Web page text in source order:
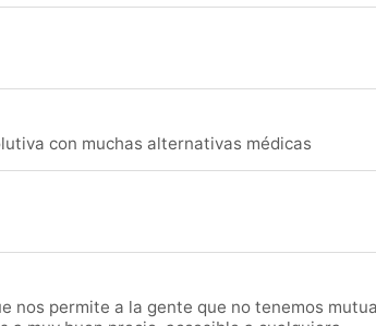
con muchas alternativas médicas
nos permite a la gente que no tenemos